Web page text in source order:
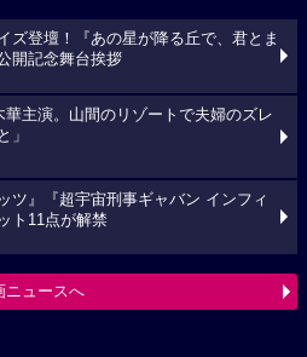
ズ登壇！『あの星が降る丘で、君とま
開記念舞台挨拶
華主演。山間のリゾートで夫婦のズレ
」
ツ』『超宇宙刑事ギャバン インフィ
ト11点が解禁
ニュースへ